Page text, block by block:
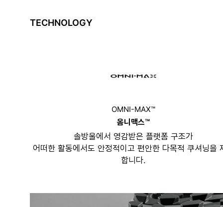
TECHNOLOGY
OMNI-MAX™
옴니맥스™
솔방울에서 영감받은 플랫폼 구조가
어떠한 활동에서도 안정적이고 편안한 다목적 쿠셔닝을
합니다.